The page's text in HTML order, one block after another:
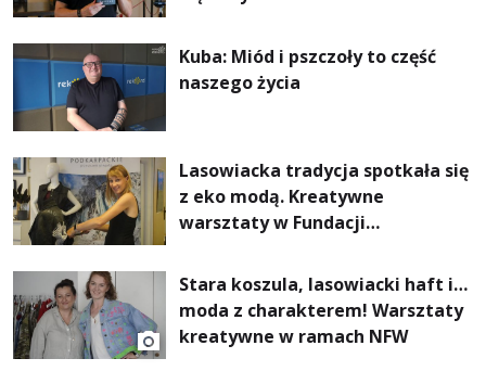
Kuba: Miód i pszczoły to część
naszego życia
Lasowiacka tradycja spotkała się
z eko modą. Kreatywne
warsztaty w Fundacji
Stara koszula, lasowiacki haft i…
moda z charakterem! Warsztaty
kreatywne w ramach NFW